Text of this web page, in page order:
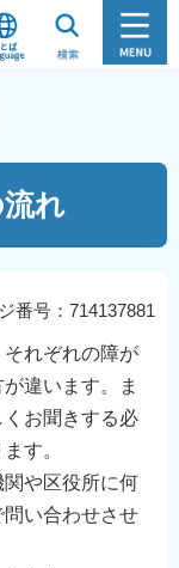
れ
番号：714137881
れぞれの障が
違います。ま
お聞きする必
ます。
や区役所に何
い合わせさせ